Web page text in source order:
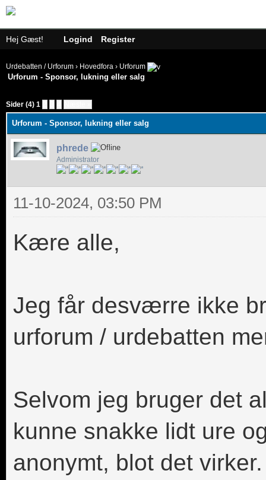
Hej Gæst! Logind Register
Urdebatten / Urforum › Hovedfora › Urforum
Urforum - Sponsor, lukning eller salg
Sider (4) 1
Urforum - Sponsor, lukning eller salg
phrede
Administrator
11-10-2024, 03:50 PM
Kære alle,
Jeg får desværre ikke
urforum / urdebatten
Selvom jeg bruger det
kunne snakke lidt ure
anonymt, blot det virker.